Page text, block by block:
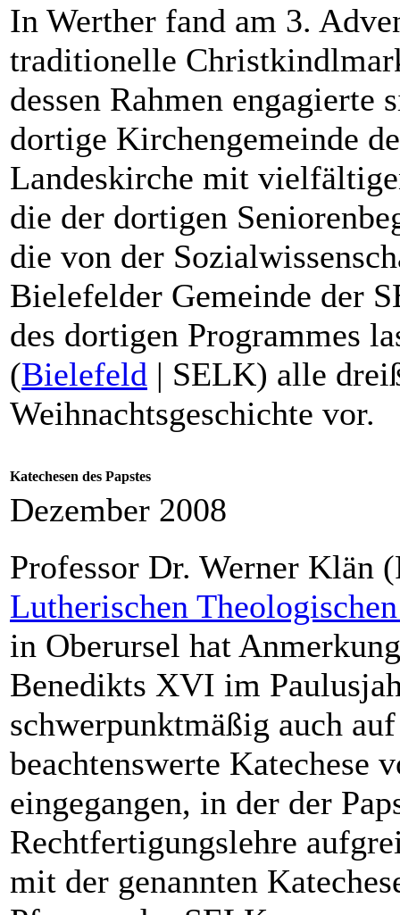
In Werther fand am 3.
traditionelle
dessen Rahmen engagierte
dortige Kirchengemeinde
Landeskirche mit
die der dortigen
die von der
Bielefelder Gemeinde der
des dortigen Programmes
(Bielefeld | SELK) alle
Weihnachtsgeschichte vor.
Katechesen des Papstes
Dezember 2008
Professor Dr. Werner Klän
Lutherischen
in Oberursel hat
Benedikts XVI im
schwerpunktmäßig auch
beachtenswerte Katechese
eingegangen, in der der
Rechtfertigungslehre
mit der genannten